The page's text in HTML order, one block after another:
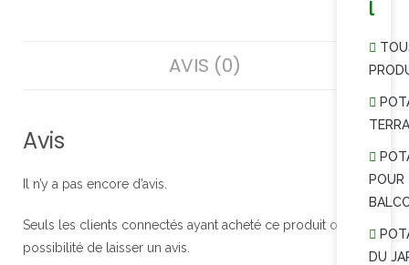
l
POUR
DU
AVIS (0)
Avis
Il n’y a pas encore d’avis.
Seuls les clients connectés ayant acheté ce produit ont la
possibilité de laisser un avis.